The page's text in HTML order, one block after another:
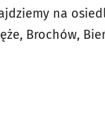
na
Brochów,